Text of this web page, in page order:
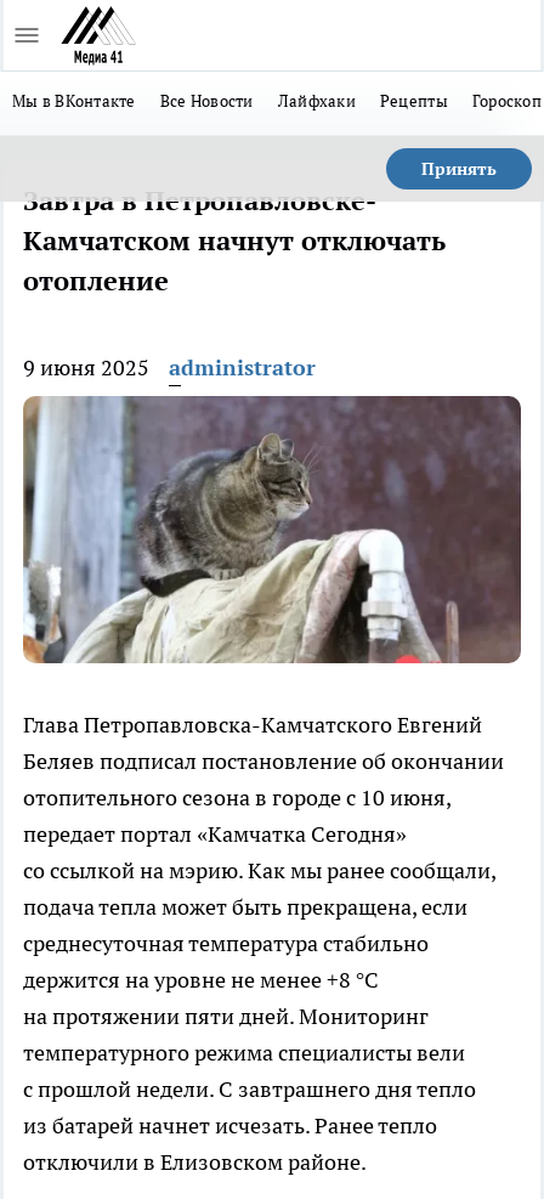
Мы в ВКонтакте Все Новости Лайфхаки Рецепты Гороскоп
Принять
Завтра в Петропавловске-
Камчатском начнут отключать
отопление
9 июня 2025 administrator
Глава Петропавловска-Камчатского Евгений
Беляев подписал постановление об окончании
отопительного сезона в городе с 10 июня,
передает портал «Камчатка Сегодня»
со ссылкой на мэрию. Как мы ранее сообщали,
подача тепла может быть прекращена, если
среднесуточная температура стабильно
держится на уровне не менее +8 °C
на протяжении пяти дней. Мониторинг
температурного режима специалисты вели
с прошлой недели. С завтрашнего дня тепло
из батарей начнет исчезать. Ранее тепло
отключили в Елизовском районе.